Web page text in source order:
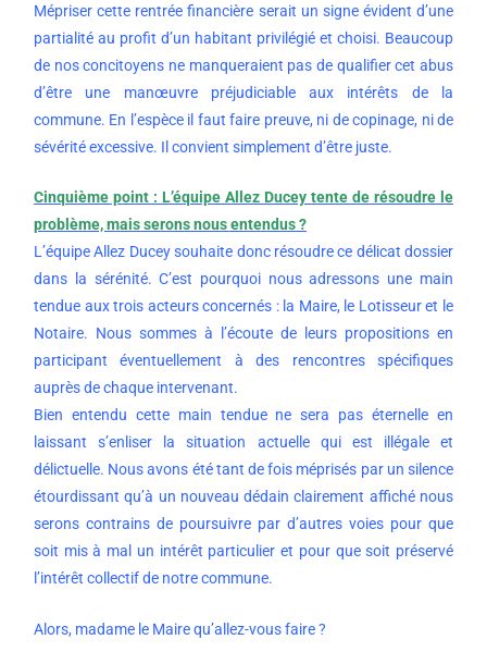
Mépriser cette rentrée financière serait un signe évident d’une
partialité au profit d’un habitant privilégié et choisi. Beaucoup
de nos concitoyens ne manqueraient pas de qualifier cet abus
d’être une manœuvre préjudiciable aux intérêts de la
commune. En l’espèce il faut faire preuve, ni de copinage, ni de
sévérité excessive. Il convient simplement d’être juste.
Cinquième point : L’équipe Allez Ducey tente de résoudre le
problème, mais serons nous entendus ?
L’équipe Allez Ducey souhaite donc résoudre ce délicat dossier
dans la sérénité. C’est pourquoi nous adressons une main
tendue aux trois acteurs concernés : la Maire, le Lotisseur et le
Notaire. Nous sommes à l’écoute de leurs propositions en
participant éventuellement à des rencontres spécifiques
auprès de chaque intervenant.
Bien entendu cette main tendue ne sera pas éternelle en
laissant s’enliser la situation actuelle qui est illégale et
délictuelle. Nous avons été tant de fois méprisés par un silence
étourdissant qu’à un nouveau dédain clairement affiché nous
serons contrains de poursuivre par d’autres voies pour que
soit mis à mal un intérêt particulier et pour que soit préservé
l’intérêt collectif de notre commune.
Alors, madame le Maire qu’allez-vous faire ?